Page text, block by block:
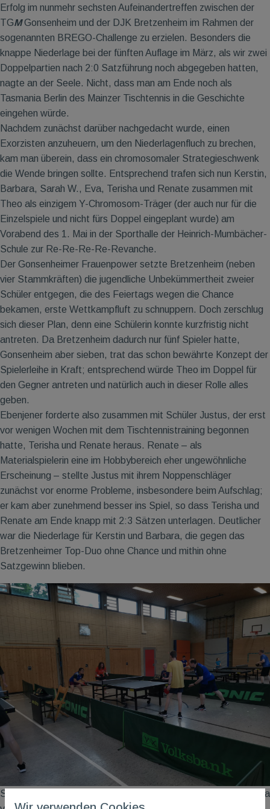
Erfolg im nunmehr sechsten Aufeinandertreffen zwischen der
TGMGonsenheim und der DJK Bretzenheim im Rahmen der
sogenannten BREGO-Challenge zu erzielen. Besonders die
knappe Niederlage bei der fünften Auflage im März, als wir zwei
Doppelpartien nach 2:0 Satzführung noch abgegeben hatten,
nagte an der Seele. Nicht, dass man am Ende noch als
Tasmania Berlin des Mainzer Tischtennis in die Geschichte
eingehen würde.
Nachdem zunächst darüber nachgedacht wurde, einen
Exorzisten anzuheuern, um den Niederlagenfluch zu brechen,
kam man überein, dass ein chromosomaler Strategieschwenk
die Wende bringen sollte. Entsprechend trafen sich nun Kerstin,
Barbara, Sarah W., Eva, Terisha und Renate zusammen mit
Theo als einzigem Y-Chromosom-Träger (der auch nur für die
Einzelspiele und nicht fürs Doppel eingeplant wurde) am
Vorabend des 1. Mai in der Sporthalle der Heinrich-Mumbächer-
Schule zur Re-Re-Re-Re-Revanche.
Der Gonsenheimer Frauenpower setzte Bretzenheim (neben
vier Stammkräften) die jugendliche Unbekümmertheit zweier
Schüler entgegen, die des Feiertags wegen die Chance
bekamen, erste Wettkampfluft zu schnuppern. Doch zerschlug
sich dieser Plan, denn eine Schülerin konnte kurzfristig nicht
antreten. Da Bretzenheim dadurch nur fünf Spieler hatte,
Gonsenheim aber sieben, trat das schon bewährte Konzept der
Spielerleihe in Kraft; entsprechend würde Theo im Doppel für
den Gegner antreten und natürlich auch in dieser Rolle alles
geben.
Ebenjener forderte also zusammen mit Schüler Justus, der erst
vor wenigen Wochen mit dem Tischtennistraining begonnen
hatte, Terisha und Renate heraus. Renate – als
Materialspielerin eine im Hobbybereich eher ungewöhnliche
Erscheinung – stellte Justus mit ihrem Noppenschläger
zunächst vor enorme Probleme, insbesondere beim Aufschlag;
er kam aber zunehmend besser ins Spiel, so dass Terisha und
Renate am Ende knapp mit 2:3 Sätzen unterlagen. Deutlicher
war die Niederlage für Kerstin und Barbara, die gegen das
Bretzenheimer Top-Duo ohne Chance und mithin ohne
Satzgewinn blieben.
Somit war es dem erfahrenen und bewährten Doppel Sarah/Eva